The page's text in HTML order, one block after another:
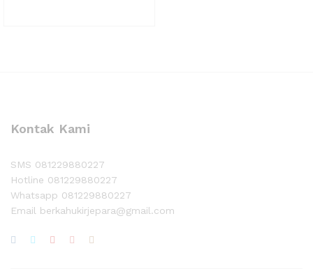
Kontak Kami
SMS 081229880227
Hotline 081229880227
Whatsapp 081229880227
Email berkahukirjepara@gmail.com